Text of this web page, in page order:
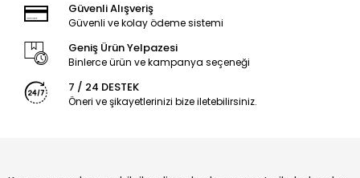
Güvenli Alışveriş
Güvenli ve kolay ödeme sistemi
Geniş Ürün Yelpazesi
Binlerce ürün ve kampanya seçeneği
7 / 24 DESTEK
Öneri ve şikayetlerinizi bize iletebilirsiniz.